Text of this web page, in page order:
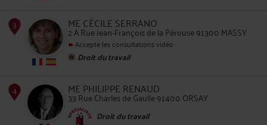
2
3
ME CÉCILE SERRANO
2 A Rue Jean-François de la Pérouse 91300 MASSY
Accepte les consultations vidéo
Droit du travail
ME PHILIPPE RENAUD
33 Rue Charles de Gaulle 91400 ORSAY
Droit du travail